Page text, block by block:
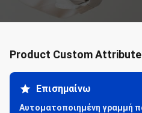
Product Custom
Επισημαίνω
Αυτοματοποιημένη γραμμή